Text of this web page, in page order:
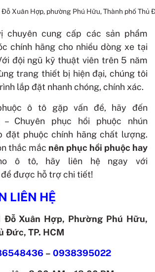
Xuân Hợp, phường Phú Hữu, Thành phố Thủ
chuyên cung cấp các sản phẩm
chính hãng cho nhiều dòng xe tại
đội ngũ kỹ thuật viên trên 5 năm
trang thiết bị hiện đại, chúng tôi
lắp đặt nhanh chóng, chính xác.
ô tô gặp vấn đề, hãy đến
– Chuyên phục hồi phuộc nhún
đặt phuộc chính hãng chất lượng.
thắc mắc nên phục hồi phuộc hay
ô tô, hãy liên hệ ngay với
được hỗ trợ chi tiết!
LIÊN HỆ
Đỗ Xuân Hợp, Phường Phú Hữu,
Đức, TP. HCM
– 0938395022